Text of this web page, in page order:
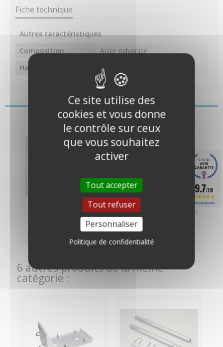
Fiche technique
Autres caractéristiques
Composition
Acier galvanisé
Hauteur
1.77 mètres
Vous pourriez aussi aimer
d'installation
84,00 €
Trépied d'installation
avec sardines -...
229,00 €
HT)
6 autres produits de la même
catégorie :
9.7/10
BASÉ SUR 1243 AVIS
Ce site utilise des
cookies et vous donne
le contrôle sur ceux
que vous souhaitez
activer
Tout accepter
Tout refuser
Personnaliser
Politique de confidentialité